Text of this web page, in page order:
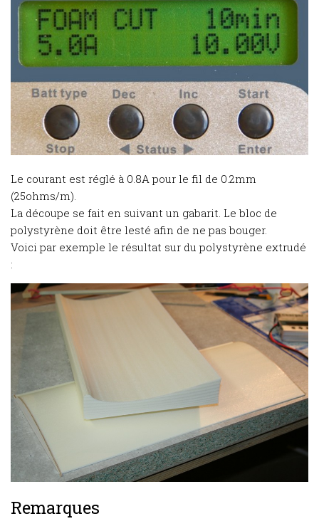
Le courant est réglé à 0.8A pour le fil de 0.2mm
(25ohms/m).
La découpe se fait en suivant un gabarit. Le bloc de
polystyrène doit être lesté afin de ne pas bouger.
Voici par exemple le résultat sur du polystyrène extrudé
:
Remarques